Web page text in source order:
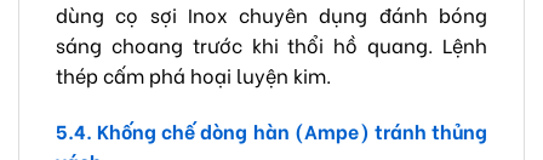
dùng cọ sợi Inox chuyên dụng đánh bóng
sáng choang trước khi thổi hồ quang. Lệnh
thép cấm phá hoại luyện kim.
5.4. Khống chế dòng hàn (Ampe) tránh thủng